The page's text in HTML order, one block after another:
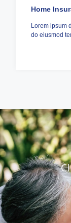
Home
Lorem ipsum
do eiusmod